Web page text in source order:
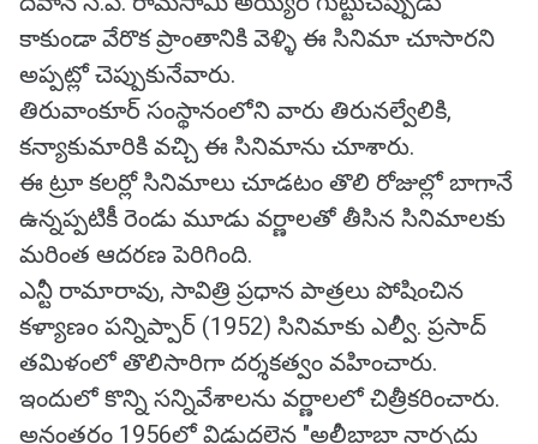
కాకుండా వేరొక ప్రాంతానికి వెళ్ళి ఈ సినిమా చూసారని
అప్పట్లో చెప్పుకునేవారు.
తిరువాంకూర్ సంస్థానంలోని వారు తిరునల్వేలికి,
కన్యాకుమారికి వచ్చి ఈ సినిమాను చూశారు.
ఈ ట్రూ కలర్లో సినిమాలు చూడటం తొలి రోజుల్లో బాగానే
ఉన్నప్పటికీ రెండు మూడు వర్ణాలతో తీసిన సినిమాలకు
మరింత ఆదరణ పెరిగింది.
ఎన్టీ రామారావు, సావిత్రి ప్రధాన పాత్రలు పోషించిన
కళ్యాణం పన్నిప్పార్ (1952) సినిమాకు ఎల్వీ. ప్రసాద్
తమిళంలో తొలిసారిగా దర్శకత్వం వహించారు.
ఇందులో కొన్ని సన్నివేశాలను వర్ణాలలో చిత్రీకరించారు.
అనంతరం 1956లో విడుదలైన "అలీబాబా నార్పదు